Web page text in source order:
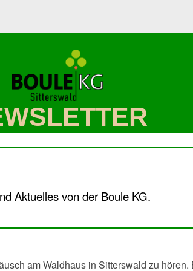
Aktuelles von der Boule KG.
am Waldhaus in Sitterswald zu hören.